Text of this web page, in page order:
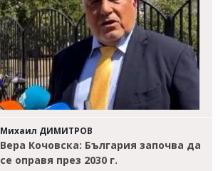
Михаил ДИМИТРОВ
Вера Кочовска: България започва да
се оправя през 2030 г.